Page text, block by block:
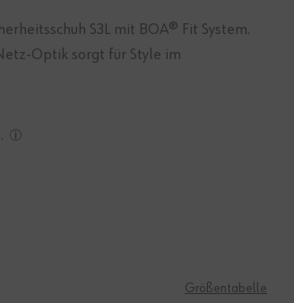
S3L mit BOA® Fit System.
Optik sorgt für Style im
Größentabelle